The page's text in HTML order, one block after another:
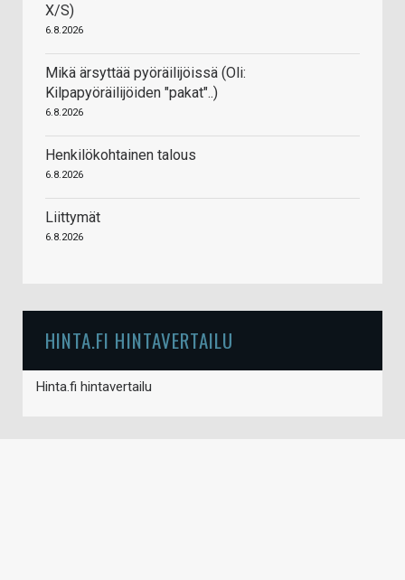
X/S)
6.8.2026
Mikä ärsyttää pyöräilijöissä (Oli:
Kilpapyöräilijöiden "pakat"..)
6.8.2026
Henkilökohtainen talous
6.8.2026
Liittymät
6.8.2026
HINTA.FI HINTAVERTAILU
Hinta.fi hintavertailu